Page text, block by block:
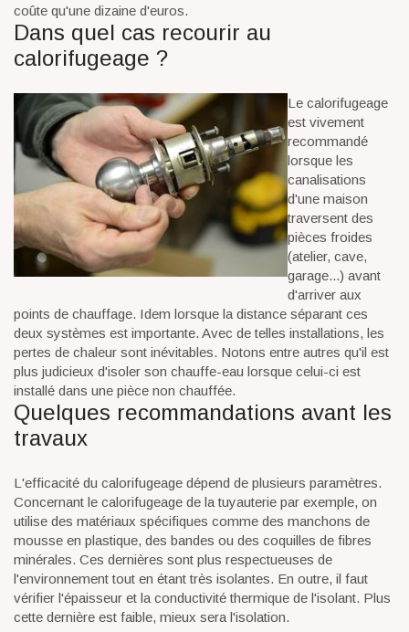
coûte qu'une dizaine d'euros.
Dans quel cas recourir au
calorifugeage ?
Le calorifugeage
est vivement
recommandé
lorsque les
canalisations
d'une maison
traversent des
pièces froides
(atelier, cave,
garage...) avant
d'arriver aux
points de chauffage. Idem lorsque la distance séparant ces
deux systèmes est importante. Avec de telles installations, les
pertes de chaleur sont inévitables. Notons entre autres qu'il est
plus judicieux d'isoler son chauffe-eau lorsque celui-ci est
installé dans une pièce non chauffée.
Quelques recommandations avant les
travaux
L'efficacité du calorifugeage dépend de plusieurs paramètres.
Concernant le calorifugeage de la tuyauterie par exemple, on
utilise des matériaux spécifiques comme des manchons de
mousse en plastique, des bandes ou des coquilles de fibres
minérales. Ces dernières sont plus respectueuses de
l'environnement tout en étant très isolantes. En outre, il faut
vérifier l'épaisseur et la conductivité thermique de l'isolant. Plus
cette dernière est faible, mieux sera l'isolation.